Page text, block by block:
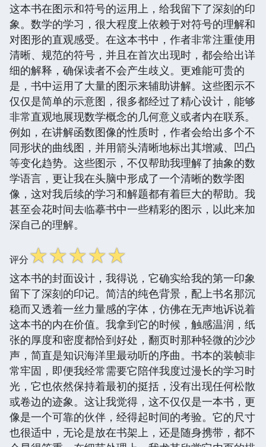
这本书在图示和符号的运用上，给我留下了深刻的印
象。数学的学习，很大程度上依赖于对符号的理解和
对图形的直观感受。在这本书中，作者非常注重使用
清晰、规范的符号，并且在首次出现时，都会给出详
细的解释，确保读者不会产生歧义。更难能可贵的
是，书中运用了大量的图示来辅助讲解。这些图示不
仅仅是简单的示意图，很多都经过了精心设计，能够
非常直观地展现数学概念的几何意义或者内在联系。
例如，在讲解函数图像的性质时，作者会给出多个不
同形状的曲线图，并用箭头清晰地标出其增减、凹凸
等变化趋势。这些图示，不仅帮助我理解了抽象的数
学语言，更让我在头脑中形成了一个清晰的数学图
像，这对我后续的学习和解题都有着巨大的帮助。我
甚至会花时间去临摹书中一些精彩的图示，以此来加
深自己的理解。
评分☆☆☆☆☆
这本书的封面设计，我得说，它确实给我的第一印象
留下了深刻的印记。简洁的纯色背景，配上书名那沉
稳而又透着一丝力量感的字体，仿佛在无声地诉说着
这本书的内在价值。我拿到它的时候，触感温润，纸
张的厚度和密度都恰到好处，翻页时那种轻微的沙沙
声，简直是知识海洋里最动听的序曲。书本的装帧非
常牢固，即便我经常需要它陪伴我度过漫长的学习时
光，它也依然保持着最初的挺括，没有出现任何松散
或卷边的迹象。这让我觉得，这不仅仅是一本书，更
像是一个可靠的伙伴，经得起时间的考验。它的尺寸
也很适中，无论是放在书架上，还是随身携带，都不